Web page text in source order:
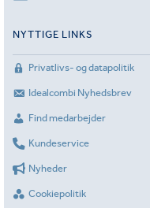
NYTTIGE LINKS
Privatlivs- og datapolitik
Idealcombi Nyhedsbrev
Find medarbejder
Kundeservice
Nyheder
Cookiepolitik